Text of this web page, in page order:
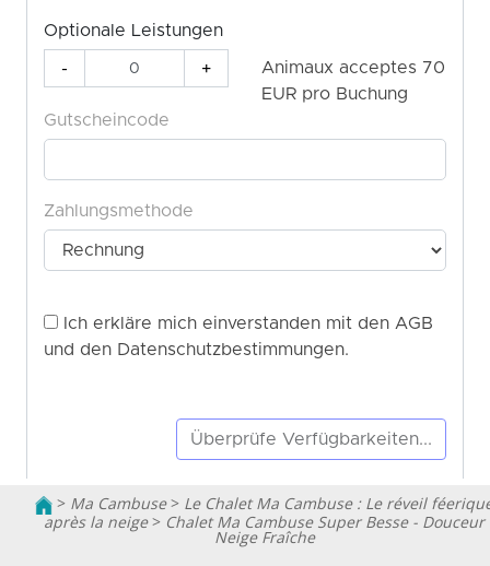
> Ma Cambuse> Le Chalet Ma Cambuse : Le réveil
après la neige> Chalet Ma Cambuse Super Besse - Douceur
Neige Fraîche